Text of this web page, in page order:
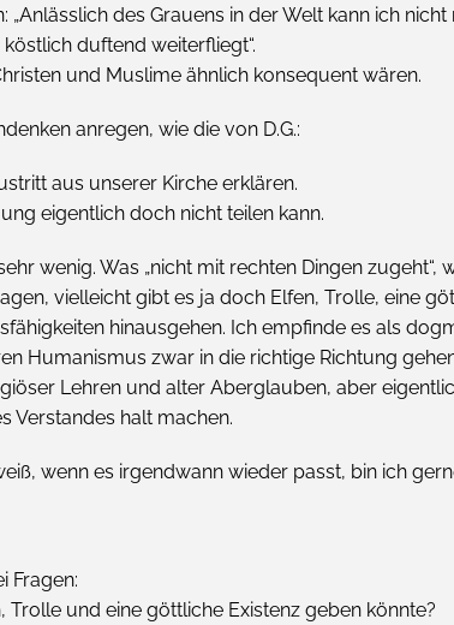
des Grauens in der Welt kann ich
duftend weiterfliegt“.
und Muslime ähnlich konsequent wären.
anregen, wie die von D.G.:
aus unserer Kirche erklären.
eigentlich doch nicht teilen kann.
wenig. Was „nicht mit rechten Dingen
vielleicht gibt es ja doch Elfen, Trolle, eine
hinausgehen. Ich empfinde es als
Humanismus zwar in die richtige Richtung
Lehren und alter Aberglauben, aber
Verstandes halt machen.
wenn es irgendwann wieder passt, bin ich
Fragen:
und eine göttliche Existenz geben könnte?